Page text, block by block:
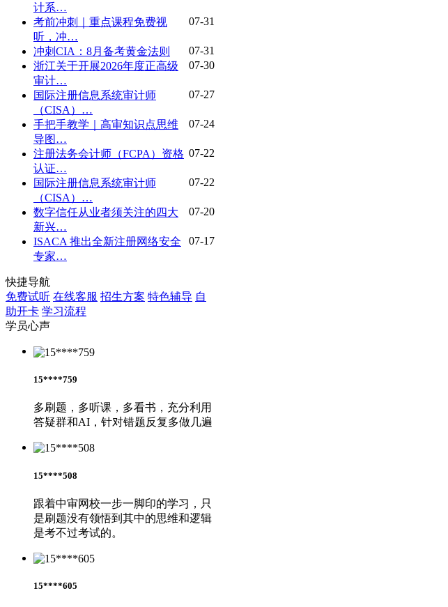
计系…
07-31
考前冲刺｜重点课程免费视
听，冲…
07-31
冲刺CIA：8月备考黄金法则
07-30
浙江关于开展2026年度正高级
审计…
07-27
国际注册信息系统审计师
（CISA）…
07-24
手把手教学｜高审知识点思维
导图…
07-22
注册法务会计师（FCPA）资格
认证…
07-22
国际注册信息系统审计师
（CISA）…
07-20
数字信任从业者须关注的四大
新兴…
07-17
ISACA 推出全新注册网络安全
专家…
快捷导航
免费试听 在线客服 招生方案 特色辅导 自
助开卡 学习流程
学员心声
15****759
多刷题，多听课，多看书，充分利用
答疑群和AI，针对错题反复多做几遍
15****508
跟着中审网校一步一脚印的学习，只
是刷题没有领悟到其中的思维和逻辑
是考不过考试的。
15****605